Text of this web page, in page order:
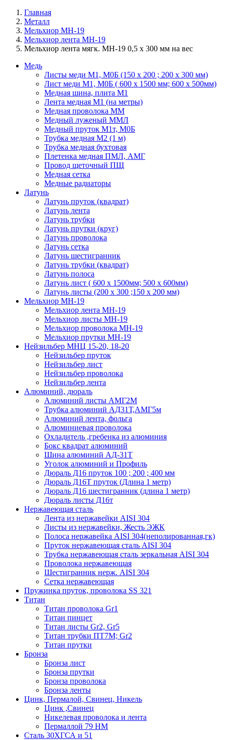
Главная
Металл
Мельхиор МН-19
Мельхиор лента МН-19
Мельхиор лента мягк. МН-19 0,5 х 300 мм на вес
Медь
Листы меди М1, М0Б (150 х 200 ; 200 х 300 мм)
Лист меди М1, М0Б ( 600 х 1500 мм; 600 х 500мм)
Медная шина, плита М1
Лента медная М1 (на метры)
Медная проволока ММ
Медный луженый ММЛ
Медный пруток М1т, М0Б
Трубка медная М2 (1 м)
Трубка медная бухтовая
Плетенка медная ПМЛ, АМГ
Провод щеточный ПЩ
Медная сетка
Медные радиаторы
Латунь
Латунь пруток (квадрат)
Латунь лента
Латунь трубки
Латунь прутки (круг)
Латунь проволока
Латунь сетка
Латунь шестигранник
Латунь трубки (квадрат)
Латунь полоса
Латунь лист ( 600 х 1500мм; 500 х 600мм)
Латунь листы (200 х 300 ;150 х 200 мм)
Мельхиор МН-19
Мельхиор лента МН-19
Мельхиор листы МН-19
Мельхиор проволока МН-19
Мельхиор прутки МН-19
Нейзильбер МНЦ 15-20, 18-20
Нейзильбер пруток
Нейзильбер лист
Нейзильбер проволока
Нейзильбер лента
Алюминий, дюраль
Алюминий листы АМГ2М
Трубка алюминий АД31Т,АМГ5м
Алюминий лента, фольга
Алюминиевая проволока
Охладитель ,гребенка из алюминия
Бокс квадрат алюминий
Шина алюминий АД-31Т
Уголок алюминий и Профиль
Дюраль Д16 пруток 100 ; 200 ; 400 мм
Дюраль Д16Т пруток (Длина 1 метр)
Дюраль Д16 шестигранник (длина 1 метр)
Дюраль листы Д16т
Нержавеющая сталь
Лента из нержавейки AISI 304
Листы из нержавейки, Жесть ЭЖК
Полоса нержавейка АISI 304(неполированная,гк)
Пруток нержавеющая сталь AISI 304
Трубка нержавеющая сталь зеркальная AISI 304
Проволока нержавеющая
Шестигранник нерж. AISI 304
Сетка нержавеющая
Пружинка пруток, проволока SS 321
Титан
Титан проволока Gr1
Титан пинцет
Титан листы Gr2, Gr5
Титан трубки ПТ7М; Gr2
Титан прутки
Бронза
Бронза лист
Бронза прутки
Бронза проволока
Бронза ленты
Цинк, Пермалой, Свинец, Никель
Цинк ,Свинец
Никелевая проволока и лента
Пермаллой 79 НМ
Сталь 30ХГСА и 51